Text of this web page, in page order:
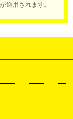
が適用されます。